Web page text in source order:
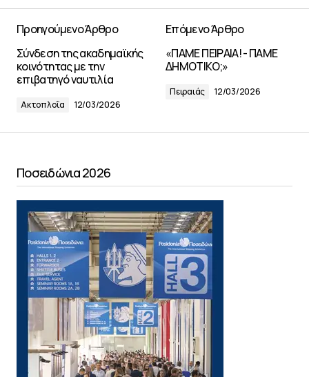
Προηγούμενο Άρθρο
Σύνδεση της ακαδημαϊκής
κοινότητας με την
επιβατηγό ναυτιλία
Ακτοπλοΐα 12/03/2026
Επόμενο Άρθρο
«ΠΑΜΕ ΠΕΙΡΑΙΑ! - ΠΑΜΕ
ΔΗΜΟΤΙΚΟ;»
Πειραιάς 12/03/2026
Ποσειδώνια 2026